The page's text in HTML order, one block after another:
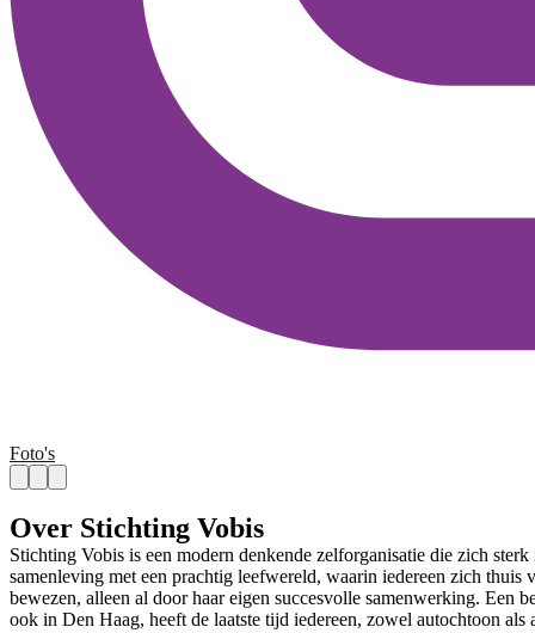
Foto's
Over Stichting Vobis
Stichting Vobis is een modern denkende zelforganisatie die zich
samenleving met een prachtig leefwereld, waarin iedereen zich
bewezen, alleen al door haar eigen succesvolle samenwerking. Een
ook in Den Haag, heeft de laatste tijd iedereen, zowel autochtoon